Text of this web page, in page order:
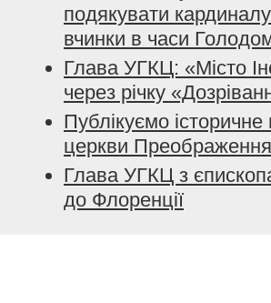
подякувати кардиналу
вчинки в часи
Глава УГКЦ: «Місто
через річку
Публікуємо
церкви
Глава УГКЦ з
до Флоренції